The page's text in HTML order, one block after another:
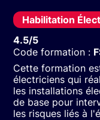
Habilitation
4.5/5
Code formation :
Cette formation
électriciens qui
les installations
de base pour
les risques liés à